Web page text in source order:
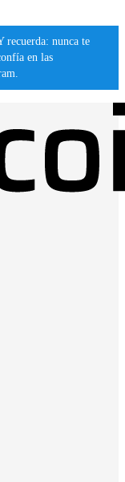
recuerda: nunca te
en las